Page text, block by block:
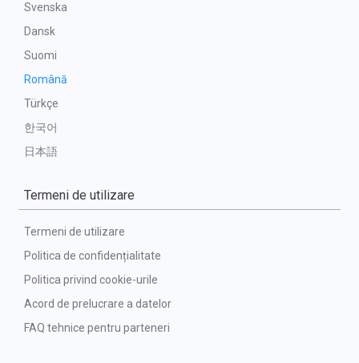
Svenska
Dansk
Suomi
Română
Türkçe
한국어
日本語
Termeni de utilizare
Termeni de utilizare
Politica de confidențialitate
Politica privind cookie-urile
Acord de prelucrare a datelor
FAQ tehnice pentru parteneri